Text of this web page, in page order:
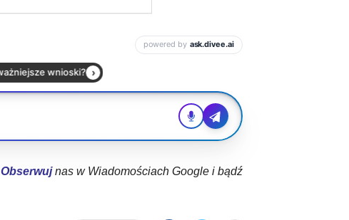
Obserwujnas w Wiadomościach Google i bądź